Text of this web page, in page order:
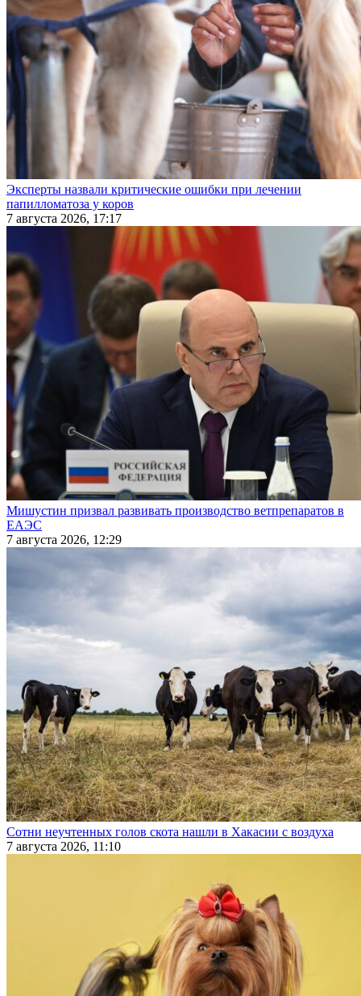
Эксперты назвали критические ошибки при лечении
папилломатоза у коров
7 августа 2026, 17:17
Мишустин призвал развивать производство ветпрепаратов в
ЕАЭС
7 августа 2026, 12:29
Сотни неучтенных голов скота нашли в Хакасии с воздуха
7 августа 2026, 11:10